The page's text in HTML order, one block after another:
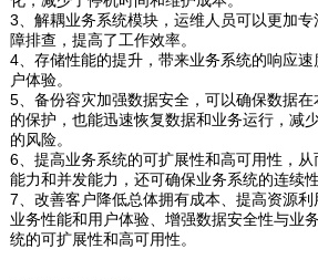
3、解耦业务系统模块，运维人员可以更加
障排查，提高了工作效率。
4、存储性能的提升，带来业务系统的响应
户体验。
5、备份容灾加强数据安全，可以确保数据
的保护，也能迅速恢复数据和业务运行，减
的风险。
6、提高业务系统的可扩展性和高可用性，
能力和并发能力，还可确保业务系统的连续性
7、改善客户降低总体拥有成本、提高资源
业务性能和用户体验、增强数据安全性与业
统的可扩展性和高可用性。